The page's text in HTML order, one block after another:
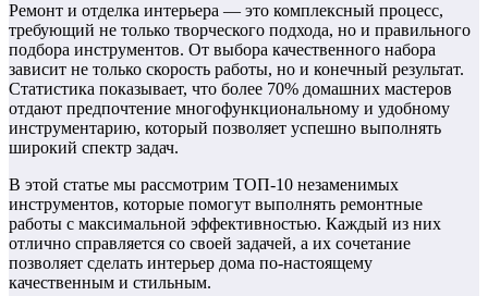
Ремонт и отделка интерьера — это комплексный процесс,
требующий не только творческого подхода, но и правильного
подбора инструментов. От выбора качественного набора
зависит не только скорость работы, но и конечный результат.
Статистика показывает, что более 70% домашних мастеров
отдают предпочтение многофункциональному и удобному
инструментарию, который позволяет успешно выполнять
широкий спектр задач.
В этой статье мы рассмотрим ТОП-10 незаменимых
инструментов, которые помогут выполнять ремонтные
работы с максимальной эффективностью. Каждый из них
отлично справляется со своей задачей, а их сочетание
позволяет сделать интерьер дома по-настоящему
качественным и стильным.